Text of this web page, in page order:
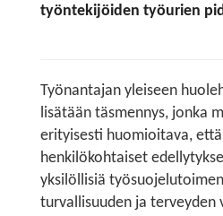
työntekijöiden työurien
Työnantajan yleiseen
lisätään täsmennys, jonka
erityisesti huomioitava,
henkilökohtaiset
yksilöllisiä
turvallisuuden ja terveyden